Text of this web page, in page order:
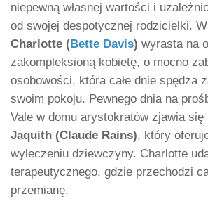
niepewną własnej wartości i
od swojej despotycznej rodzicielki.
Charlotte (Bette Davis) wyrasta na
zakompleksioną kobietę, o mocno
osobowości, która całe dnie spędza
swoim pokoju. Pewnego dnia na
Vale w domu arystokratów zjawia się
Jaquith (Claude Rains), który
wyleczeniu dziewczyny. Charlotte
terapeutycznego, gdzie przechodzi
przemianę.